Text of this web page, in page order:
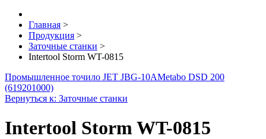
Главная >
Продукция >
Заточные станки >
Intertool Storm WT-0815
Промышленное точило JET JBG-10AMetabo DSD 200
(619201000)
Вернуться к: Заточные станки
Intertool Storm WT-0815